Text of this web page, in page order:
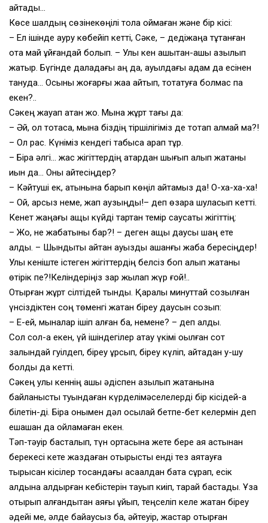
айтады…
Көсе шалдың сөзінекөңілі тола қоймаған және бір кісі:
– Ел ішінде ауру көбейіп кетті, Сәке, – дедіжаңа тұтанған
отқа май құйғандай болып. – Улы кен ашықтан-ашық қазылып
жатыр. Бүгінде даладағы аң да, ауылдағы адам да есінен
тануда… Осыны жоғарғы жаққа айтып, тоқтатуға болмас па
екен?..
Сәкең жауап қатқан жоқ. Мына жұрт тағы да:
– Әй, ол тоқтаса, мына біздің тіршілігіміз де тоқтап қалмай ма?!
– Ол рас. Күніміз кендегі табысқа қарап тұр.
– Бірақ әлгі… жас жігіттердің қатардан шығып қалып жатқаны
қиын да… Оны қайтесіңдер?
– Кәйтуші ек, қатынына барып көңіл айтамыз да! О-ха-ха-ха!
– Ой, арсыз неме, жап аузыңды!– деп өзара шуласып кетті.
Кенет жаңағы ащы күйді тартқан темір саусақты жігіттің:
– Жо, не жабатыны бар?! – деген ащы даусы шаңқ ете
қалды. – Шындықты айтқан ауызды қашанғы жаба бересіңдер!
Улы кеніште істеген жігіттердің белсіз боп қалып жатқаны
өтірік пе?!Келіндеріңіз зар жылап жүр ғой!..
Отырған жұрт сілтідей тынды. Қаралы минуттай созылған
үнсіздіктен соң төменгі жақтан біреу даусын созып:
– Е-ей, мыналар ішіп алған ба, немене? – деп қалды.
Сол сол-ақ екен, үй ішіндегілер ақтау үкімі оқылған сот
залындай гуілдеп, біреу ұрсып, біреу күліп, қайтадан у-шу
болды да кетті.
Сәкең улы кеннің ашық әдіспен қазылып жатқанына
байланысты туындаған күрделімәселелерді бір кісідей-ақ
білетін-ді. Бірақ онымен дәл осылай бетпе-бет келермін деп
ешқашан да ойламаған екен.
Тәп-тәуір басталып, түн ортасына жете бере аяқ астынан
берекесі кете жаздаған отырысты енді тез аяқтауға
тырысқан кісілер тоқсандағы ақсақалдан бата сұрап, есік
алдына қалдырған кебістерін тауып киіп, тарай бастады. Ұзақ
отырып қалғандықтан аяғы ұйып, теңселіп келе жатқан біреу
әдейі ме, әлде байқаусыз ба, әйтеуір, жастар отырған